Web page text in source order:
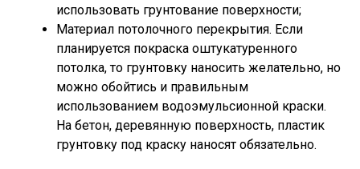
использовать грунтование поверхности;
Материал потолочного перекрытия. Если
планируется покраска оштукатуренного
потолка, то грунтовку наносить желательно, но
можно обойтись и правильным
использованием водоэмульсионной краски.
На бетон, деревянную поверхность, пластик
грунтовку под краску наносят обязательно.